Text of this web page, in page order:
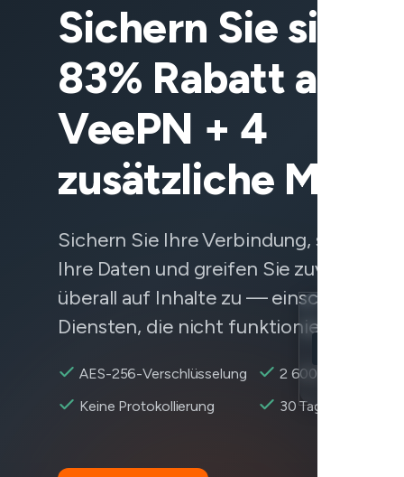
Sichern Sie sich
83% Rabatt auf
VeePN + 4
zusätzliche
Sichern Sie Ihre Verbindung, schützen
Ihre Daten und greifen Sie zuverlässig
überall auf Inhalte zu — einschließlich
Diensten, die nicht funktionieren.
AES-256-Verschlüsselung
2 600+ Server
Keine Protokollierung
30 Tage